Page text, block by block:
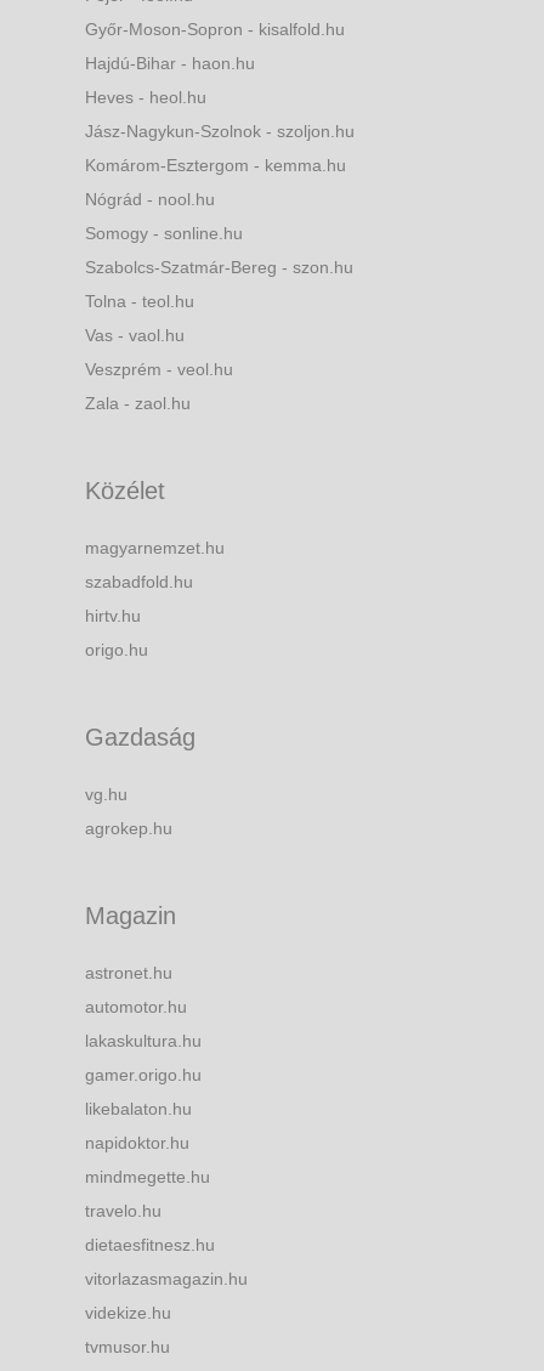
Győr-Moson-Sopron - kisalfold.hu
Hajdú-Bihar - haon.hu
Heves - heol.hu
Jász-Nagykun-Szolnok - szoljon.hu
Komárom-Esztergom - kemma.hu
Nógrád - nool.hu
Somogy - sonline.hu
Szabolcs-Szatmár-Bereg - szon.hu
Tolna - teol.hu
Vas - vaol.hu
Veszprém - veol.hu
Zala - zaol.hu
Közélet
magyarnemzet.hu
szabadfold.hu
hirtv.hu
origo.hu
Gazdaság
vg.hu
agrokep.hu
Magazin
astronet.hu
automotor.hu
lakaskultura.hu
gamer.origo.hu
likebalaton.hu
napidoktor.hu
mindmegette.hu
travelo.hu
dietaesfitnesz.hu
vitorlazasmagazin.hu
videkize.hu
tvmusor.hu